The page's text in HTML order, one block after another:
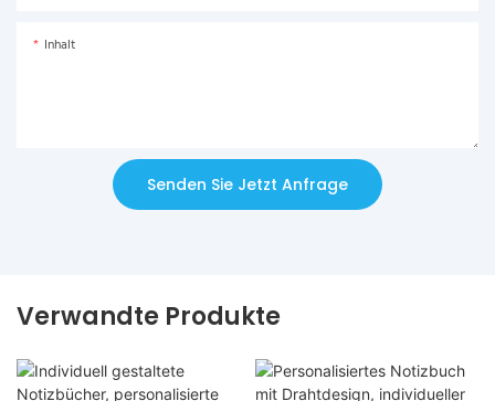
Inhalt
Senden Sie Jetzt Anfrage
Verwandte Produkte